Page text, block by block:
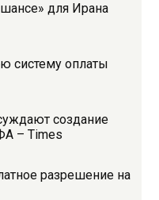
для Ирана
систему оплаты
создание
– Times
разрешение на